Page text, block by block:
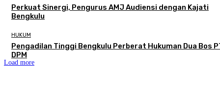
Perkuat Sinergi, Pengurus AMJ Audiensi dengan Kajati
Bengkulu
HUKUM
Pengadilan Tinggi Bengkulu Perberat Hukuman Dua Bos
DPM
Load more